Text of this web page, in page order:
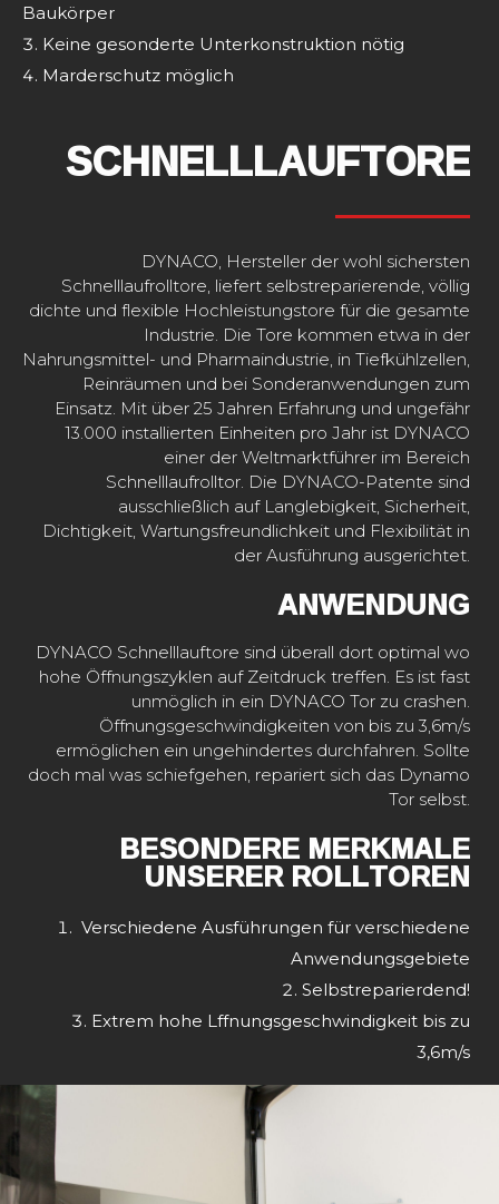
Baukörper
Keine gesonderte Unterkonstruktion nötig
Marderschutz möglich
SCHNELLLAUFTORE
DYNACO, Hersteller der wohl sichersten
Schnelllaufrolltore, liefert selbstreparierende, völlig
dichte und flexible Hochleistungstore für die gesamte
Industrie. Die Tore kommen etwa in der
Nahrungsmittel- und Pharmaindustrie, in Tiefkühlzellen,
Reinräumen und bei Sonderanwendungen zum
Einsatz. Mit über 25 Jahren Erfahrung und ungefähr
13.000 installierten Einheiten pro Jahr ist DYNACO
einer der Weltmarktführer im Bereich
Schnelllaufrolltor. Die DYNACO-Patente sind
ausschließlich auf Langlebigkeit, Sicherheit,
Dichtigkeit, Wartungsfreundlichkeit und Flexibilität in
der Ausführung ausgerichtet.
ANWENDUNG
DYNACO Schnelllauftore sind überall dort optimal wo
hohe Öffnungszyklen auf Zeitdruck treffen. Es ist fast
unmöglich in ein DYNACO Tor zu crashen.
Öffnungsgeschwindigkeiten von bis zu 3,6m/s
ermöglichen ein ungehindertes durchfahren. Sollte
doch mal was schiefgehen, repariert sich das Dynamo
Tor selbst.
BESONDERE MERKMALE
UNSERER ROLLTOREN
Verschiedene Ausführungen für verschiedene
Anwendungsgebiete
Selbstreparierdend!
Extrem hohe Lffnungsgeschwindigkeit bis zu
3,6m/s